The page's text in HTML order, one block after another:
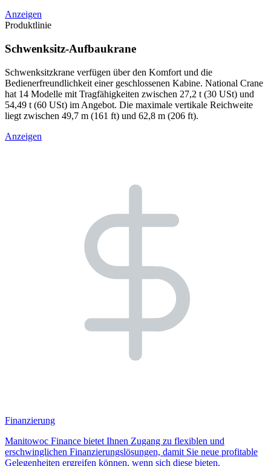
Anzeigen
Produktlinie
Schwenksitz-Aufbaukrane
Schwenksitzkrane verfügen über den Komfort und die
Bedienerfreundlichkeit einer geschlossenen Kabine. National Crane
hat 14 Modelle mit Tragfähigkeiten zwischen 27,2 t (30 USt) und
54,49 t (60 USt) im Angebot. Die maximale vertikale Reichweite
liegt zwischen 49,7 m (161 ft) und 62,8 m (206 ft).
Anzeigen
Finanzierung
Manitowoc Finance bietet Ihnen Zugang zu flexiblen und
erschwinglichen Finanzierungslösungen, damit Sie neue profitable
Gelegenheiten ergreifen können, wenn sich diese bieten.